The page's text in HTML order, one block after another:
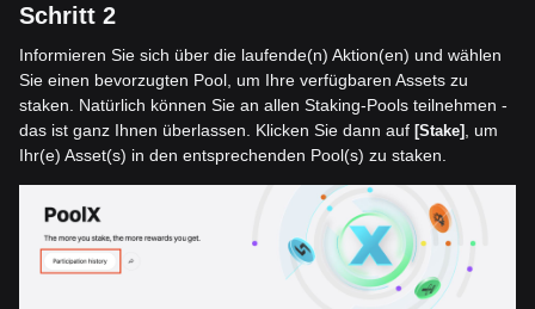
Schritt 2
Informieren Sie sich über die laufende(n) Aktion(en) und wählen
Sie einen bevorzugten Pool, um Ihre verfügbaren Assets zu
staken. Natürlich können Sie an allen Staking-Pools teilnehmen -
das ist ganz Ihnen überlassen. Klicken Sie dann auf [Stake] , um
Ihr(e) Asset(s) in den entsprechenden Pool(s) zu staken.